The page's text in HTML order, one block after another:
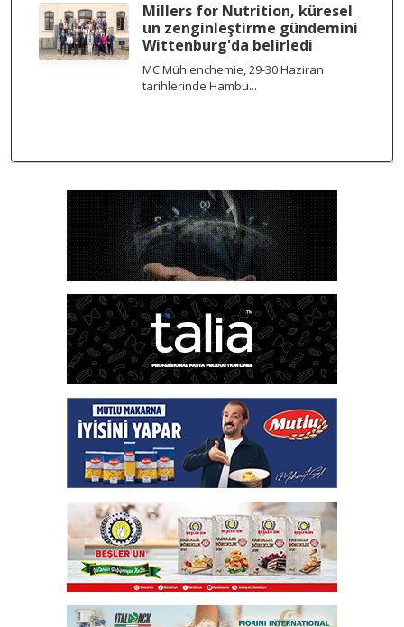
Millers for Nutrition, küresel
un zenginleştirme gündemini
Wittenburg'da belirledi
MC Mühlenchemie, 29-30 Haziran
tarihlerinde Hambu...